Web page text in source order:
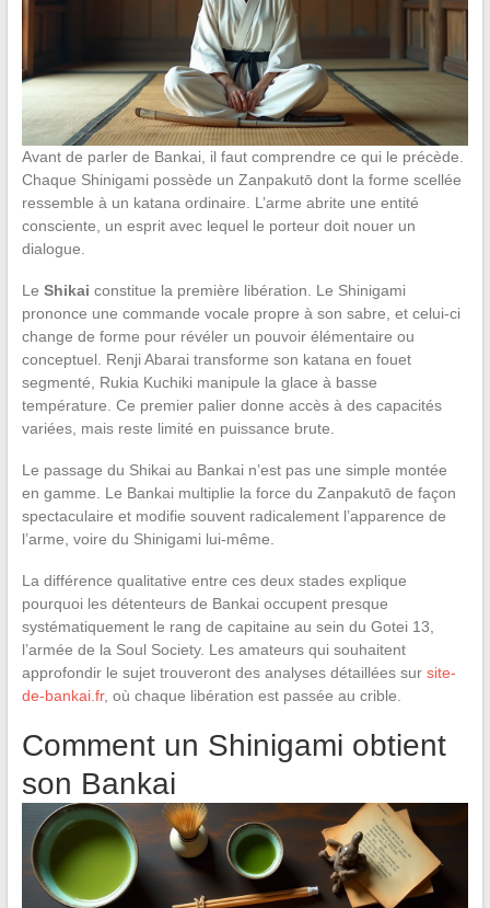
Avant de parler de Bankai, il faut comprendre ce qui le précède.
Chaque Shinigami possède un Zanpakutō dont la forme scellée
ressemble à un katana ordinaire. L’arme abrite une entité
consciente, un esprit avec lequel le porteur doit nouer un
dialogue.
Le Shikai constitue la première libération. Le Shinigami
prononce une commande vocale propre à son sabre, et celui-ci
change de forme pour révéler un pouvoir élémentaire ou
conceptuel. Renji Abarai transforme son katana en fouet
segmenté, Rukia Kuchiki manipule la glace à basse
température. Ce premier palier donne accès à des capacités
variées, mais reste limité en puissance brute.
Le passage du Shikai au Bankai n’est pas une simple montée
en gamme. Le Bankai multiplie la force du Zanpakutō de façon
spectaculaire et modifie souvent radicalement l’apparence de
l’arme, voire du Shinigami lui-même.
La différence qualitative entre ces deux stades explique
pourquoi les détenteurs de Bankai occupent presque
systématiquement le rang de capitaine au sein du Gotei 13,
l’armée de la Soul Society. Les amateurs qui souhaitent
approfondir le sujet trouveront des analyses détaillées sur site-
de-bankai.fr, où chaque libération est passée au crible.
Comment un Shinigami obtient
son Bankai